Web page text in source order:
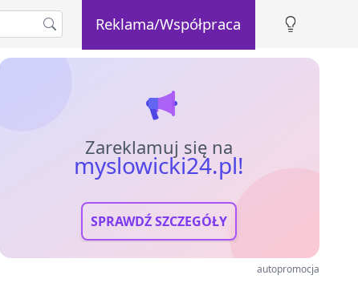
Reklama/Współpraca
Zareklamuj się na
myslowicki24.pl!
SPRAWDŹ SZCZEGÓŁY
autopromocja